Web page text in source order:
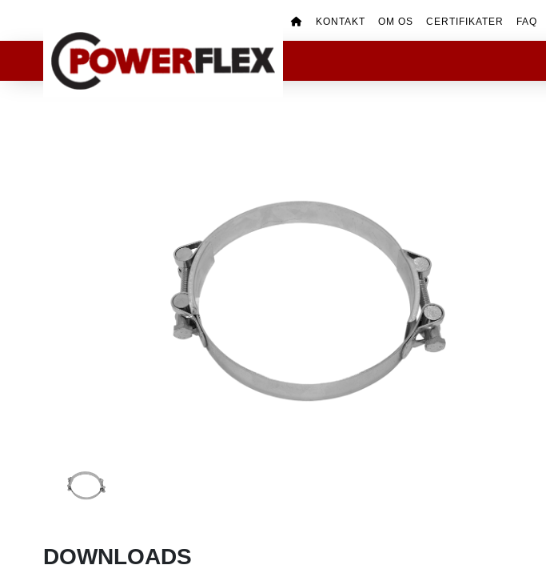
KONTAKT OM OS CERTIFIKATER FAQ
DOWNLOADS